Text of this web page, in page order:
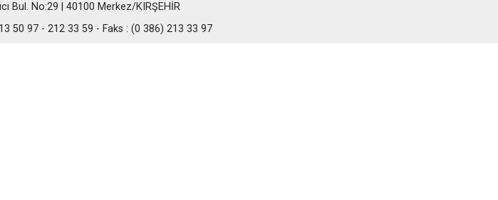
Bul. No:29 | 40100 Merkez/KIRŞEHİR
50 97 - 212 33 59 - Faks : (0 386) 213 33 97